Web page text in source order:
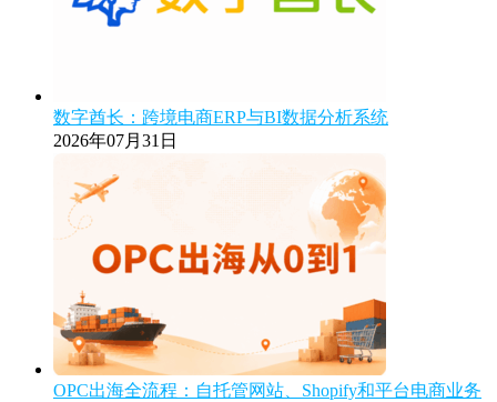
数字酋长：跨境电商ERP与BI数据分析系统
2026年07月31日
OPC出海全流程：自托管网站、Shopify和平台电商业务